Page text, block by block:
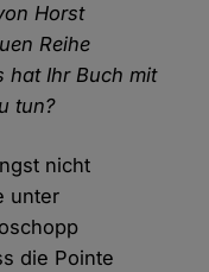
Horst
Reihe
hat Ihr Buch mit
tun?
nicht
unter
die Pointe